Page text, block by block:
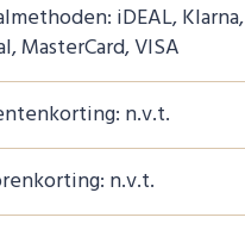
iDEAL, Klarna,
MasterCard, VISA
n.v.t.
n.v.t.